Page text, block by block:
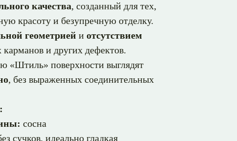
качества, созданный для тех,
красоту и безупречную отделку.
геометрией и отсутствием
и других дефектов.
«Штиль» поверхности выглядят
, без выраженных соединительных
сосна
сучков, идеально гладкая